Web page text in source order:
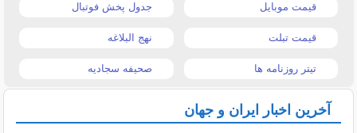
قیمت موبایل جدول پخش فوتبال
قیمت تبلت نهج البلاغه
تیتر روزنامه ها صحیفه سجادیه
آخرین اخبار ایران و جهان